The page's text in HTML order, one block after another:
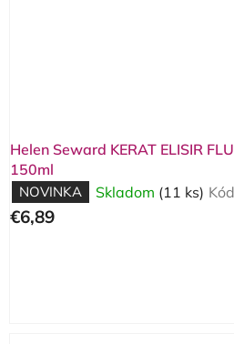
v
Helen Seward KERAT ELISIR
150ml
NOVINKA Skladom (11 ks)
€6,89